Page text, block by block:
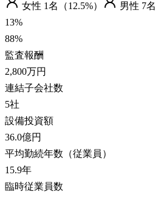
女性 1名（12.5%） 男性 7名
13%
88%
監査報酬
2,800万円
連結子会社数
5社
設備投資額
36.0億円
平均勤続年数（従業員）
15.9年
臨時従業員数